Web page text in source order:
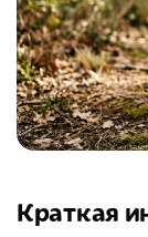
Краткая